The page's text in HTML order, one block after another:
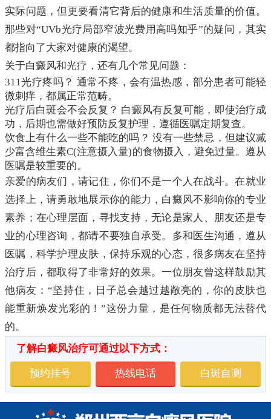
实际问题，但更要看清它背后的健康和生活质量的价值。
那些对“UVb光疗局部窄波光费用高吗知乎”的疑问，其实
都指向了大家对健康的渴望。
关于白癜风和光疗，还有几个常见问题：
311光疗疼吗？ 通常不疼，会有温热感，部分患者可能轻
微刺痒，都属正常范畴。
光疗后白斑会不会反复？ 白癜风有反复可能，即使治疗成
功，后期也需做好预防反复护理，遵循医嘱定期复查。
饮食上有什么一些不能吃的吗？ 没有一些禁忌，但建议减
少富含维生素C(注意摄入量)的食物摄入，避免过量。遵从
医嘱是较重要的。
亲爱的病友们，请记住，你们不是一个人在战斗。在就业
选择上，请勇敢地展示你的能力，白癜风不影响你的专业
素养；在心理层面，寻找支持，无论是家人、朋友还是专
业的心理咨询，都请不要独自承受。多和医生沟通，遵从
医嘱，科学护理皮肤，保持乐观的心态，很多病友在坚持
治疗后，都取得了非常好的效果。一位朋友曾这样鼓励其
他病友：“坚持住，日子总会越过越敞亮的，你的皮肤也
能重新焕发光彩的！”这份力量，是任何物质都无法替代
的。
了解白癜风治疗可通过以下方式：
预约挂号 热线电话 白斑自测